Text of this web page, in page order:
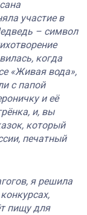
участие в
– символ
когда
«Живая вода»,
с папой
и её
и, вы
который
печатный
я решила
пищу для